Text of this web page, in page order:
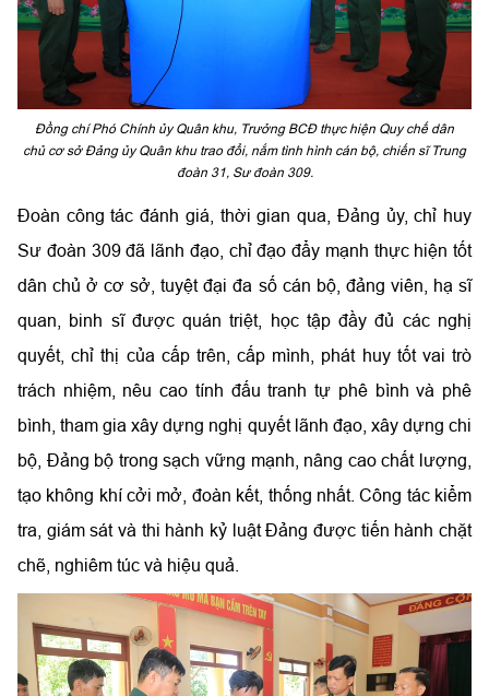
Đồng chí Phó Chính ủy Quân khu, Trưởng BCĐ thực hiện Quy chế dân
chủ cơ sở Đảng ủy Quân khu trao đổi, nắm tình hình cán bộ, chiến sĩ Trung
đoàn 31, Sư đoàn 309.
Đoàn công tác đánh giá, thời gian qua, Đảng ủy, chỉ huy
Sư đoàn 309 đã lãnh đạo, chỉ đạo đẩy mạnh thực hiện tốt
dân chủ ở cơ sở, tuyệt đại đa số cán bộ, đảng viên, hạ sĩ
quan, binh sĩ được quán triệt, học tập đầy đủ các nghị
quyết, chỉ thị của cấp trên, cấp mình, phát huy tốt vai trò
trách nhiệm, nêu cao tính đấu tranh tự phê bình và phê
bình, tham gia xây dựng nghị quyết lãnh đạo, xây dựng chi
bộ, Đảng bộ trong sạch vững mạnh, nâng cao chất lượng,
tạo không khí cởi mở, đoàn kết, thống nhất. Công tác kiểm
tra, giám sát và thi hành kỷ luật Đảng được tiến hành chặt
chẽ, nghiêm túc và hiệu quả.